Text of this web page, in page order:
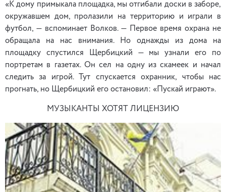
«К дому примыкала площадка, мы отгибали доски в заборе,
окружавшем дом, пролазили на территорию и играли в
футбол, — вспоминает Волков. — Первое время охрана не
обращала на нас внимания. Но однажды из дома на
площадку спустился Щербицкий — мы узнали его по
портретам в газетах. Он сел на одну из скамеек и начал
следить за игрой. Тут спускается охранник, чтобы нас
прогнать, но Щербицкий его остановил: «Пускай играют».
МУЗЫКАНТЫ ХОТЯТ ЛИЦЕНЗИЮ